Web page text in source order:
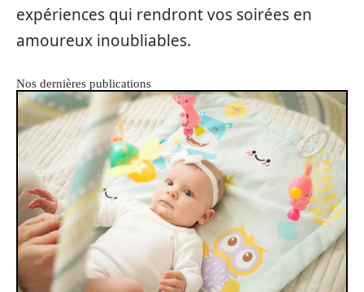
expériences qui rendront vos soirées en
amoureux inoubliables.
Nos dernières publications